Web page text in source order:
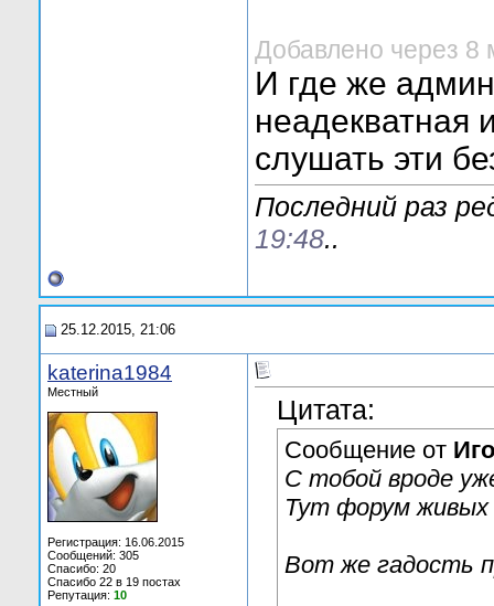
Добавлено через 8
И где же
неадекватная
слушать эти
Последний раз
19:48..
25.12.2015, 21:06
katerina1984
Местный
Регистрация: 16.06.2015
Сообщений: 305
Спасибо: 20
Спасибо 22 в 19 постах
Репутация: 10
Цитата:
Сообщение от
С тобой вроде
Тут форум живых
Вот же гадость